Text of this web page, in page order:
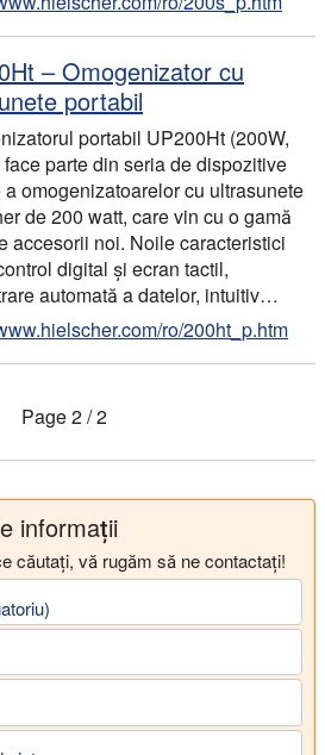
– Omogenizator cu
portabil
portabil UP200Ht (200W,
parte din seria de dispozitive
omogenizatoarelor cu ultrasunete
de 200 watt, care vin cu o gamă
accesorii noi. Noile caracteristici
digital și ecran tactil,
automată a datelor, intuitiv…
ro/200ht_p.htm
Page 2 / 2
informații
căutați, vă rugăm să ne contactați!